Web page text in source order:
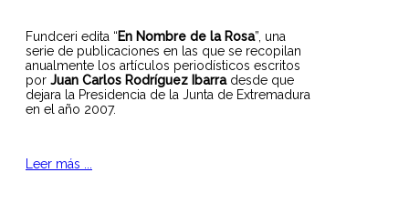
Fundceri edita “En Nombre de la Rosa”, una
serie de publicaciones en las que se recopilan
anualmente los artículos periodísticos escritos
por Juan Carlos Rodríguez Ibarradesde que
dejara la Presidencia de la Junta de Extremadura
en el año 2007.
Leer más ...